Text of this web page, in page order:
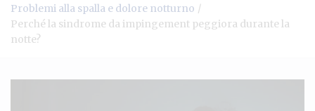
Problemi alla spalla e dolore notturno
Perché la sindrome da impingement peggiora durante la
notte?